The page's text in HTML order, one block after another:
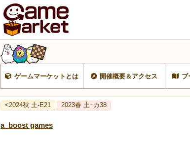
ゲームマーケットとは 開催概要＆アクセス ブ
<2024秋 土-E21 2023春 土ｰカ38
a_boost games